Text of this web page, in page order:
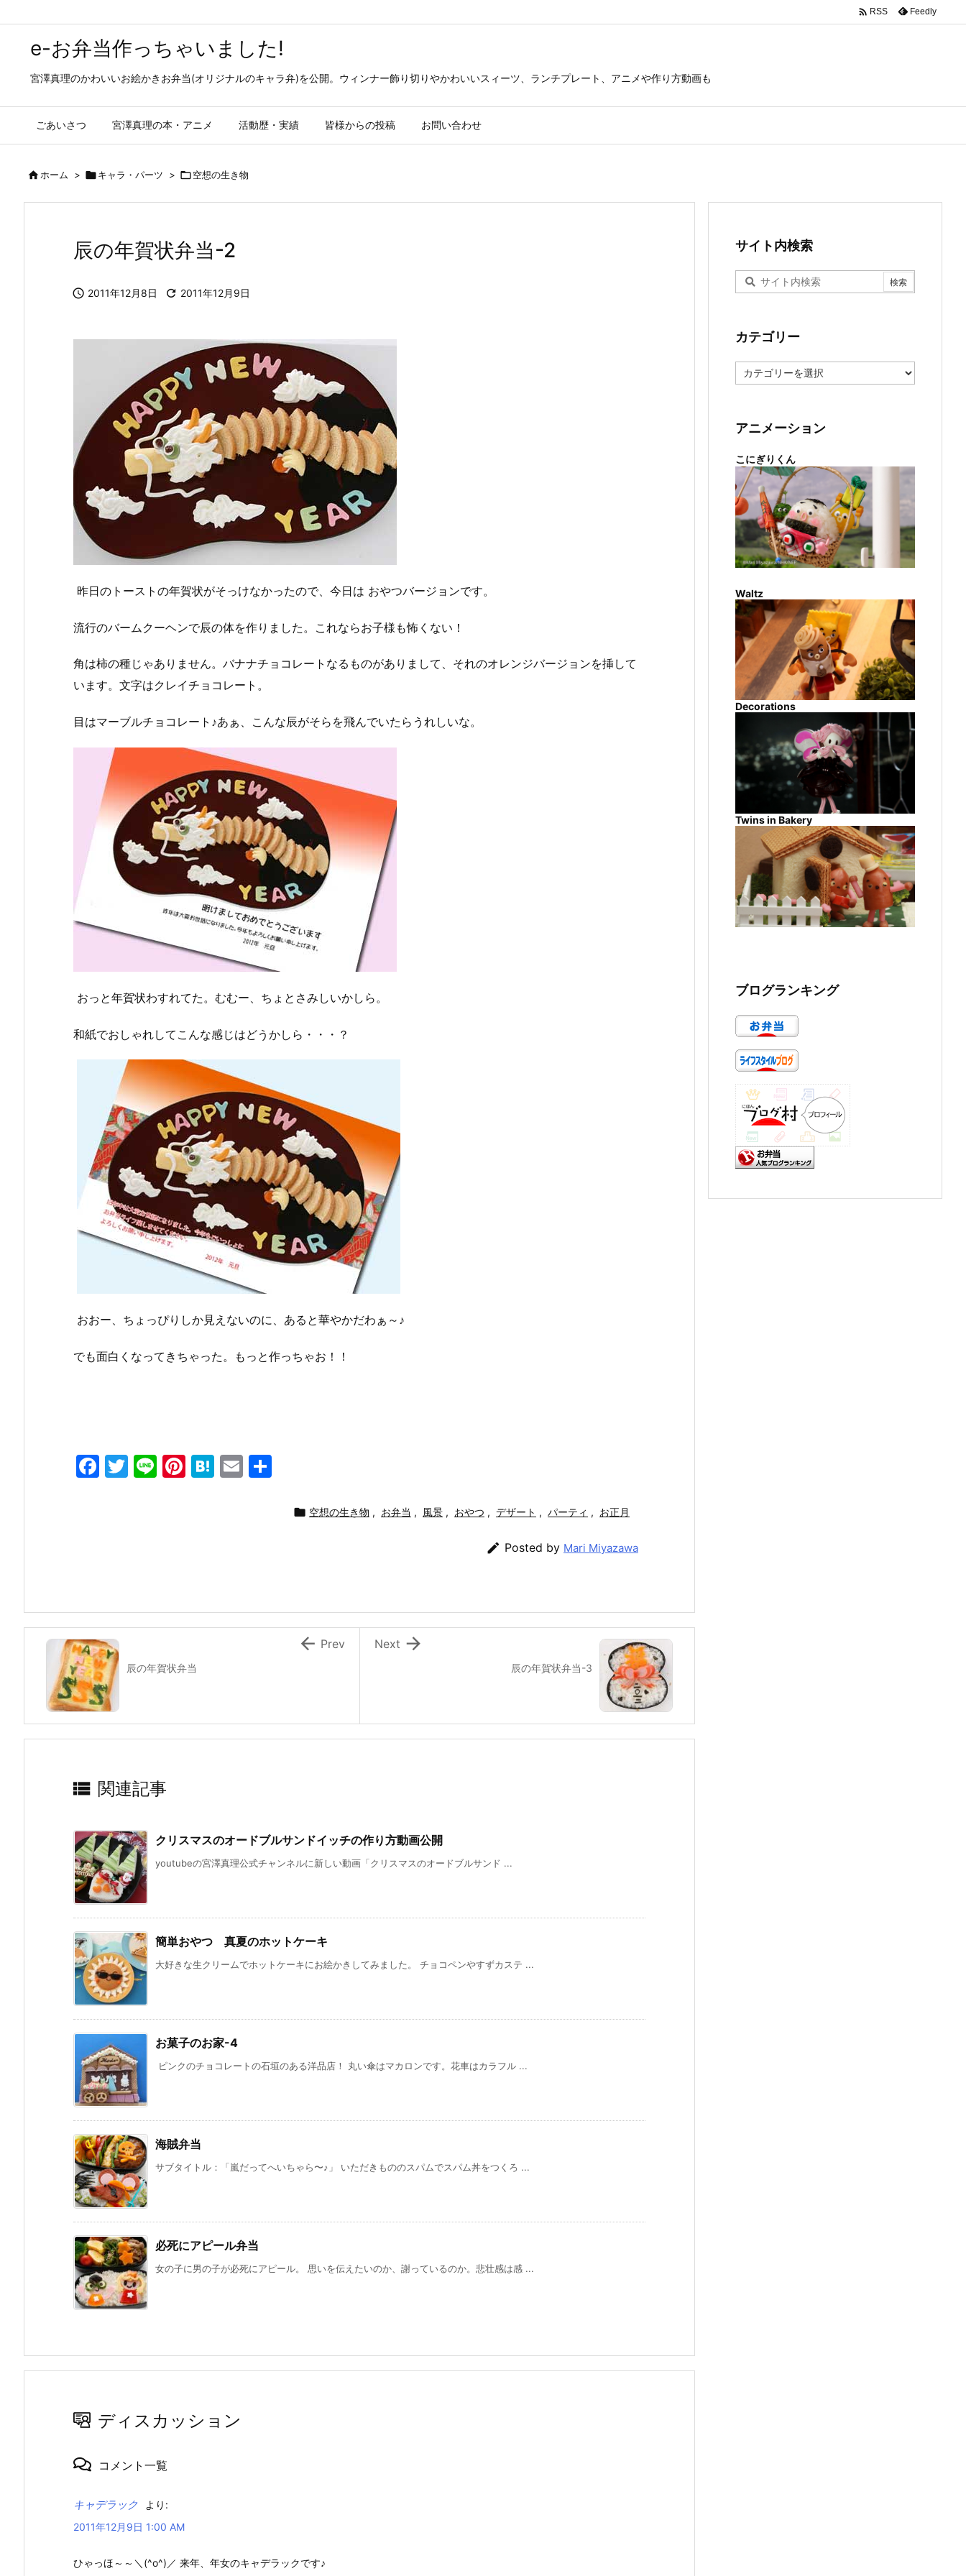
e-お弁当作っちゃいました!
宮澤真理のかわいいお絵かきお弁当(オリジナルのキャラ弁)を公開。ウィンナー飾り切りやかわいいスィーツ、ランチプレート、アニメや作り方動画も
ごあいさつ 宮澤真理の本・アニメ 活動歴・実績 皆様からの投稿 お問い合わせ
 RSS Feedly
ホーム > キャラ・パーツ > 空想の生き物
辰の年賀状弁当-2
 2011年12月8日  2011年12月9日
昨日のトーストの年賀状がそっけなかったので、今日は おやつバージョンです。
流行のバームクーヘンで辰の体を作りました。これならお子様も怖くない！
角は柿の種じゃありません。バナナチョコレートなるものがありまして、それのオレンジバージョンを挿して
います。文字はクレイチョコレート。
目はマーブルチョコレート♪あぁ、こんな辰がそらを飛んでいたらうれしいな。
おっと年賀状わすれてた。むむー、ちょとさみしいかしら。
和紙でおしゃれしてこんな感じはどうかしら・・・？
おおー、ちょっぴりしか見えないのに、あると華やかだわぁ～♪
でも面白くなってきちゃった。もっと作っちゃお！！
F
k
T
Li Pi H
E
 空想の生き物 , お弁当 , 風景 , おやつ , デザート , パーティ , お正月
 Posted by Mari Miyazawa
辰の年賀状弁当-3

Next
辰の年賀状弁当
 Prev
 関連記事
クリスマスのオードブルサンドイッチの作り方動画公開
youtubeの宮澤真理公式チャンネルに新しい動画「クリスマスのオードブルサンド ...
簡単おやつ 真夏のホットケーキ
大好きな生クリームでホットケーキにお絵かきしてみました。 チョコペンやすずカステ ...
お菓子のお家-4
ピンクのチョコレートの石垣のある洋品店！ 丸い傘はマカロンです。花車はカラフル ...
海賊弁当
サブタイトル：「嵐だってへいちゃら〜♪」 いただきもののスパムでスパム丼をつくろ ...
必死にアピール弁当
女の子に男の子が必死にアピール。 思いを伝えたいのか、謝っているのか。悲壮感は感 ...
ディスカッション
コメント一覧
キャデラック
より:
2011年12月9日 1:00 AM
ひゃっほ～～＼(^o^)／ 来年、年女のキャデラックです♪
サイト内検索
カテゴリー
テ
ー
アニメーション
こにぎりくん
Waltz
Decorations
Twins in Bakery
ブログランキング